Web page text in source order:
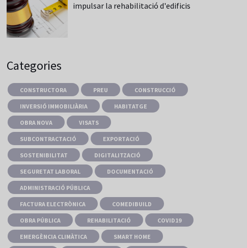
impulsar la rehabilitació d'edificis
Categories
CONSTRUCTORA PREU CONSTRUCCIÓ
INVERSIÓ IMMOBILIÀRIA HABITATGE
OBRA NOVA VISATS
SUBCONTRACTACIÓ EXPORTACIÓ
SOSTENIBILITAT DIGITALITZACIÓ
SEGURETAT LABORAL DOCUMENTACIÓ
ADMINISTRACIÓ PÚBLICA
FACTURA ELECTRÒNICA COMEDIBUILD
OBRA PÚBLICA REHABILITACIÓ COVID19
EMERGÈNCIA CLIMÀTICA SMART HOME